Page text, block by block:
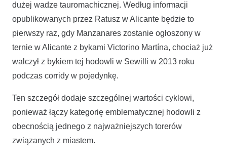
dużej wadze tauromachicznej. Według informacji
opublikowanych przez Ratusz w Alicante będzie to
pierwszy raz, gdy Manzanares zostanie ogłoszony w
ternie w Alicante z bykami Victorino Martína, chociaż już
walczył z bykiem tej hodowli w Sewilli w 2013 roku
podczas corridy w pojedynkę.
Ten szczegół dodaje szczególnej wartości cyklowi,
ponieważ łączy kategorię emblematycznej hodowli z
obecnością jednego z najważniejszych torerów
związanych z miastem.